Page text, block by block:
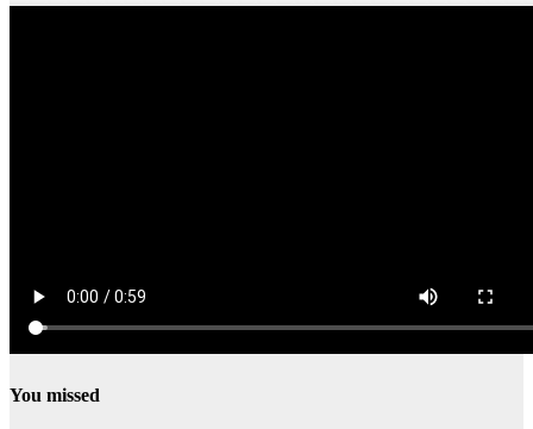
You missed